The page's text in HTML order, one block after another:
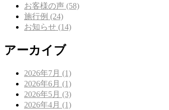
お客様の声 (58)
施行例 (24)
お知らせ (14)
アーカイブ
2026年7月 (1)
2026年6月 (1)
2026年5月 (3)
2026年4月 (1)